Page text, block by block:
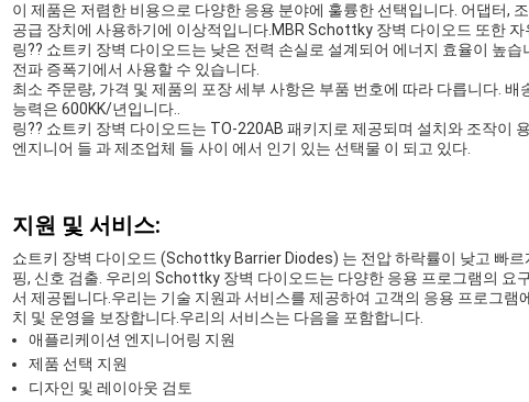
이 제품은 저렴한 비용으로 다양한 응용 분야에 훌륭한 선택입니다. 어댑터,
공급 장치에 사용하기에 이상적입니다.MBR Schottky 장벽 다이오드 또한
링?? 쇼트키 장벽 다이오드는 낮은 전력 손실로 설계되어 에너지 효율이 높
전파 증폭기에서 사용할 수 있습니다.
최소 주문량, 가격 및 제품의 포장 세부 사항은 부품 번호에 따라 다릅니다.
능력은 600KK/년입니다..
링?? 쇼트키 장벽 다이오드는 TO-220AB 패키지로 제공되며 설치와 조작이
엔지니어 들 과 제조업체 들 사이 에서 인기 있는 선택물 이 되고 있다.
지원 및 서비스:
쇼트키 장벽 다이오드 (Schottky Barrier Diodes) 는 전압 하락률이 낮고 빠
핑, 신호 검출. 우리의 Schottky 장벽 다이오드는 다양한 응용 프로그램의 요
서 제공됩니다.우리는 기술 지원과 서비스를 제공하여 고객의 응용 프로그램
치 및 운영을 보장합니다.우리의 서비스는 다음을 포함합니다.
애플리케이션 엔지니어링 지원
제품 선택 지원
디자인 및 레이아웃 검토